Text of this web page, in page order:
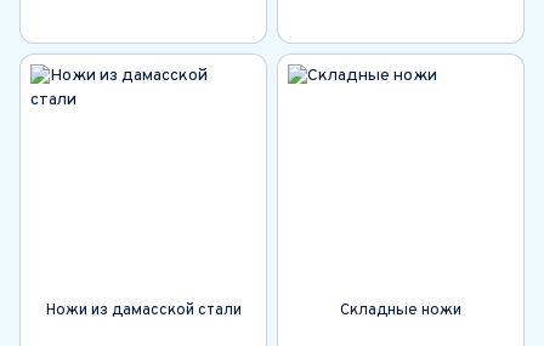
Ножи из дамасской стали Складные ножи